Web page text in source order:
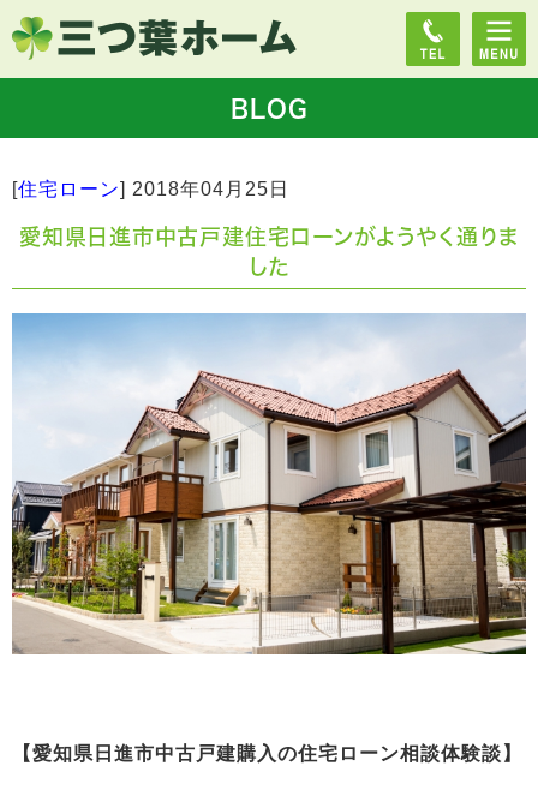
BLOG
[住宅ローン] 2018年04月25日
愛知県日進市中古戸建住宅ローンがようやく通りま
した
【愛知県日進市中古戸建購入の住宅ローン相談体験談】